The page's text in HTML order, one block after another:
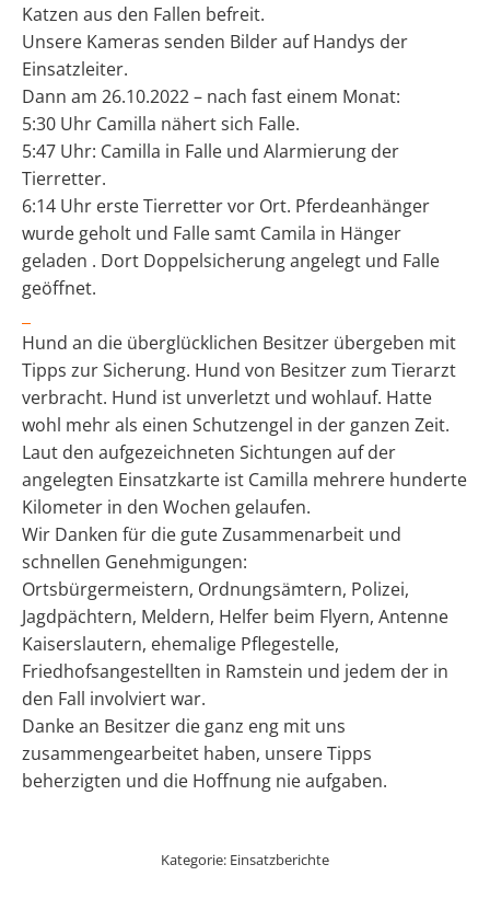
Katzen aus den Fallen befreit.
Unsere Kameras senden Bilder auf Handys der
Einsatzleiter.
Dann am 26.10.2022 – nach fast einem Monat:
5:30 Uhr Camilla nähert sich Falle.
5:47 Uhr: Camilla in Falle und Alarmierung der
Tierretter.
6:14 Uhr erste Tierretter vor Ort. Pferdeanhänger
wurde geholt und Falle samt Camila in Hänger
geladen . Dort Doppelsicherung angelegt und Falle
geöffnet.
Hund an die überglücklichen Besitzer übergeben mit
Tipps zur Sicherung. Hund von Besitzer zum Tierarzt
verbracht. Hund ist unverletzt und wohlauf. Hatte
wohl mehr als einen Schutzengel in der ganzen Zeit.
Laut den aufgezeichneten Sichtungen auf der
angelegten Einsatzkarte ist Camilla mehrere hunderte
Kilometer in den Wochen gelaufen.
Wir Danken für die gute Zusammenarbeit und
schnellen Genehmigungen:
Ortsbürgermeistern, Ordnungsämtern, Polizei,
Jagdpächtern, Meldern, Helfer beim Flyern, Antenne
Kaiserslautern, ehemalige Pflegestelle,
Friedhofsangestellten in Ramstein und jedem der in
den Fall involviert war.
Danke an Besitzer die ganz eng mit uns
zusammengearbeitet haben, unsere Tipps
beherzigten und die Hoffnung nie aufgaben.
Kategorie: Einsatzberichte